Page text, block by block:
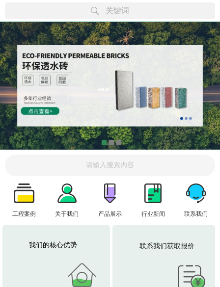
关键词
工程案例 关于我们 产品展示 行业新闻 联系我们
我们的核心优势 联系我们获取报价